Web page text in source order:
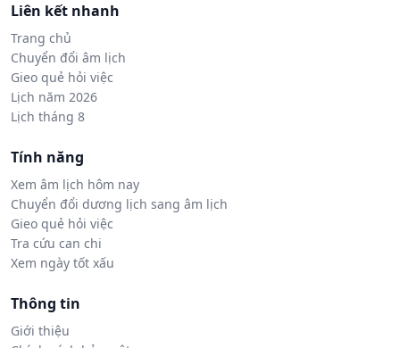
Liên kết nhanh
Trang chủ
Chuyển đổi âm lịch
Gieo quẻ hỏi việc
Lịch năm 2026
Lịch tháng 8
Tính năng
Xem âm lịch hôm nay
Chuyển đổi dương lịch sang âm lịch
Gieo quẻ hỏi việc
Tra cứu can chi
Xem ngày tốt xấu
Thông tin
Giới thiệu